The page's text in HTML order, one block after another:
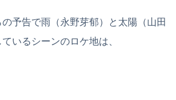
予告で雨（永野芽郁）と太陽（山田
いるシーンのロケ地は、